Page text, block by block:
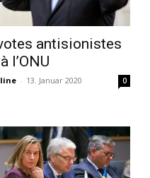
antisionistes
l’ONU
- 13. Januar 2020 0